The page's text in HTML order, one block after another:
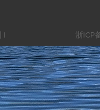
| 浙ICP